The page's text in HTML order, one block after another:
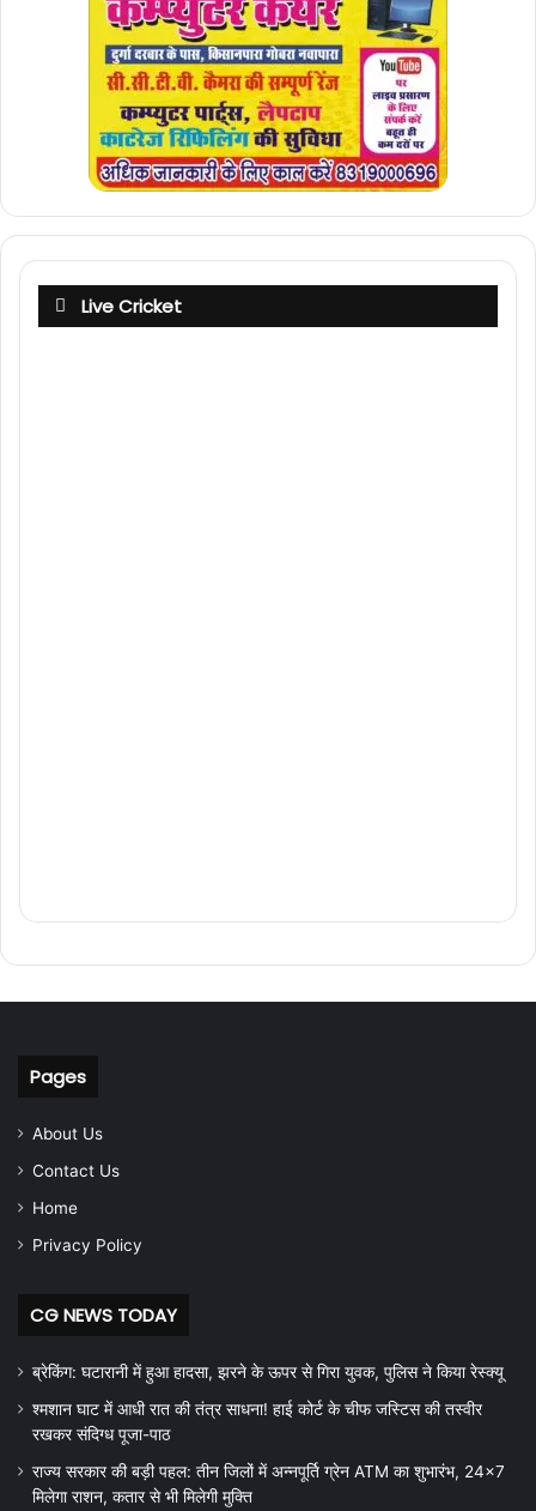
Live Cricket
Pages
About Us
Contact Us
Home
Privacy Policy
CG NEWS TODAY
ब्रेकिंग: घटारानी में हुआ हादसा, झरने के ऊपर से गिरा युवक, पुलिस ने किया रेस्क्यू
श्मशान घाट में आधी रात की तंत्र साधना! हाई कोर्ट के चीफ जस्टिस की तस्वीर
रखकर संदिग्ध पूजा-पाठ
राज्य सरकार की बड़ी पहल: तीन जिलों में अन्नपूर्ति ग्रेन ATM का शुभारंभ, 24×7
मिलेगा राशन, कतार से भी मिलेगी मुक्ति